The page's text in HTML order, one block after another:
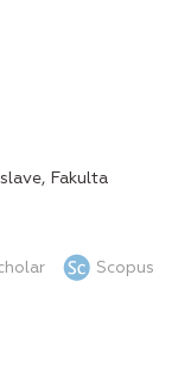
Fakulta
Scopus